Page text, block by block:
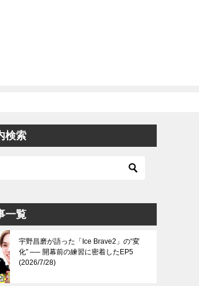
検索
一覧
宇野昌磨が語った「Ice Brave2」の“変
化” ── 開幕前の練習に密着したEP5
(2026/7/28)